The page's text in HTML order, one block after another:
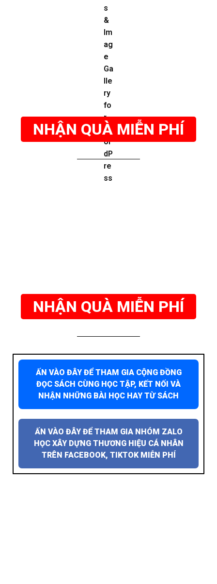
NHẬN QUÀ MIỄN PHÍ
NHẬN QUÀ MIỄN PHÍ
ẤN VÀO ĐÂY ĐỂ THAM GIA CỘNG ĐỒNG
ĐỌC SÁCH CÙNG HỌC TẬP, KẾT NỐI VÀ
NHẬN NHỮNG BÀI HỌC HAY TỪ SÁCH
ẤN VÀO ĐÂY ĐỂ THAM GIA NHÓM ZALO
HỌC XÂY DỰNG THƯƠNG HIỆU CÁ NHÂN
TRÊN FACEBOOK, TIKTOK MIỄN PHÍ